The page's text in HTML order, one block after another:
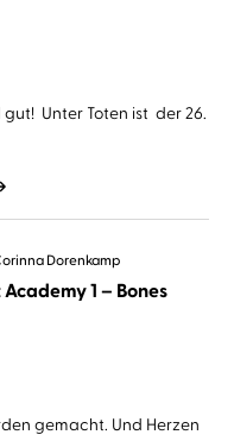
Unter Toten ist der 26.
Dorenkamp
1 – Bones
gemacht. Und Herzen